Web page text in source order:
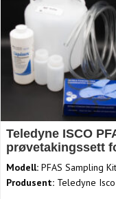
Teledyne ISCO
prøvetakingssett
Modell: PFAS Sampling Kit
Produsent: Teledyne Isco